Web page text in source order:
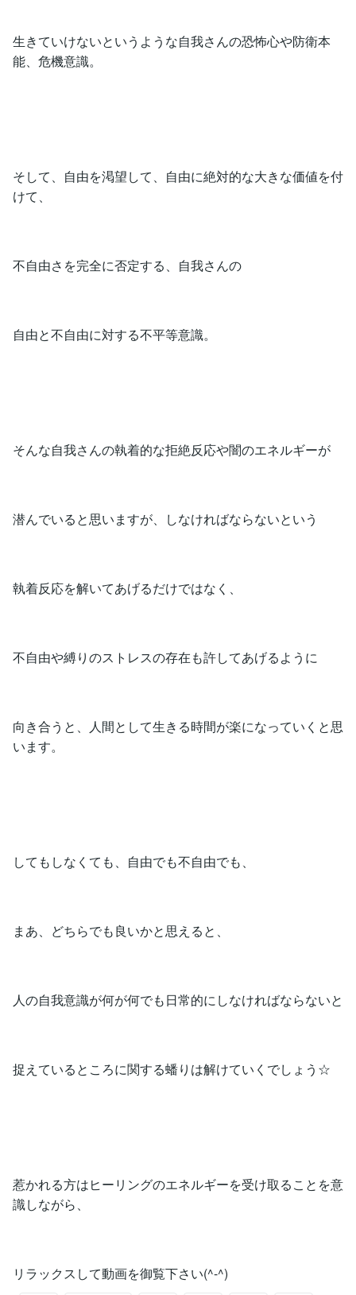
生きていけないというような自我さんの恐怖心や防衛本
能、危機意識。
そして、自由を渇望して、自由に絶対的な大きな価値を付
けて、
不自由さを完全に否定する、自我さんの
自由と不自由に対する不平等意識。
そんな自我さんの執着的な拒絶反応や闇のエネルギーが
潜んでいると思いますが、しなければならないという
執着反応を解いてあげるだけではなく、
不自由や縛りのストレスの存在も許してあげるように
向き合うと、人間として生きる時間が楽になっていくと思
います。
してもしなくても、自由でも不自由でも、
まあ、どちらでも良いかと思えると、
人の自我意識が何が何でも日常的にしなければならないと
捉えているところに関する蟠りは解けていくでしょう☆
惹かれる方はヒーリングのエネルギーを受け取ることを意
識しながら、
リラックスして動画を御覧下さい(^-^)